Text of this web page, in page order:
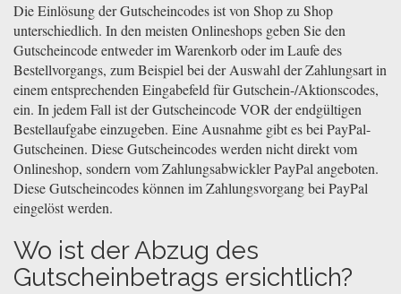
Die Einlösung der Gutscheincodes ist von Shop zu Shop
unterschiedlich. In den meisten Onlineshops geben Sie den
Gutscheincode entweder im Warenkorb oder im Laufe des
Bestellvorgangs, zum Beispiel bei der Auswahl der Zahlungsart in
einem entsprechenden Eingabefeld für Gutschein-/Aktionscodes,
ein. In jedem Fall ist der Gutscheincode VOR der endgültigen
Bestellaufgabe einzugeben. Eine Ausnahme gibt es bei PayPal-
Gutscheinen. Diese Gutscheincodes werden nicht direkt vom
Onlineshop, sondern vom Zahlungsabwickler PayPal angeboten.
Diese Gutscheincodes können im Zahlungsvorgang bei PayPal
eingelöst werden.
Wo ist der Abzug des
Gutscheinbetrags ersichtlich?